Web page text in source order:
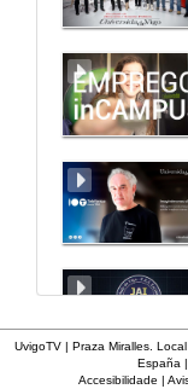
UvigoTV | Praza Miralles.
España
Accesibilidade |